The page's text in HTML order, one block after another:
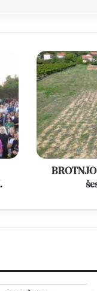
BROTNJO
Kameni
vinogradi
–
odredište
šeste
biciklističke
vožnje